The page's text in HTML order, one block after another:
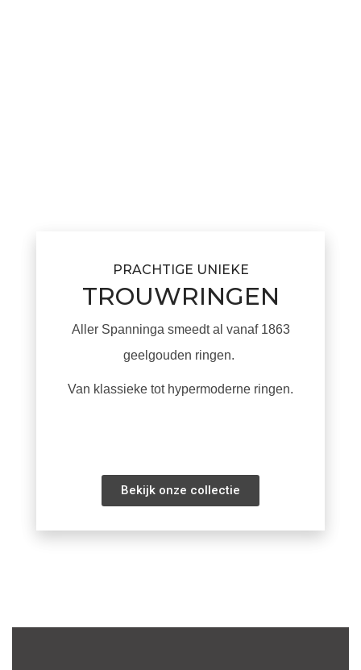
PRACHTIGE UNIEKE
TROUWRINGEN
Aller Spanninga smeedt al vanaf 1863
geelgouden ringen.
Van klassieke tot hypermoderne ringen.
Bekijk onze collectie